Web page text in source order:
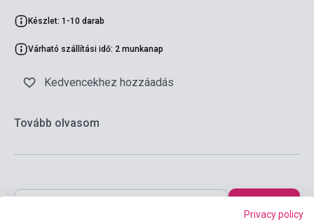
Készlet: 1-10 darab
Várható szállítási idő: 2 munkanap
Kedvencekhez hozzáadás
Tovább olvasom
Privacy policy